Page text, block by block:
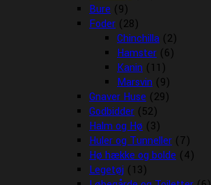
Bure (9)
Foder (28)
Chinchilla (2)
Hamster (6)
Kanin (11)
Marsvin (9)
Gnaver Huse (29)
Godbidder (52)
Halm og Hø (3)
Huler og Tunneller (7)
Hø hække og bolde (4)
Legetøj (13)